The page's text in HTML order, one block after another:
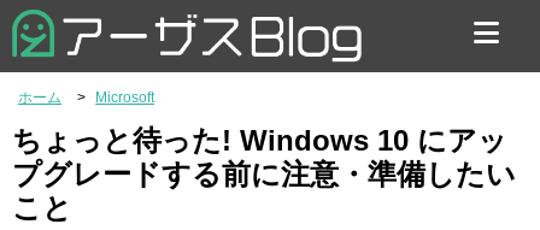
お問い合わせ
ホーム Microsoft
ちょっと待った! Windows 10 にアッ
プグレードする前に注意・準備したい
こと